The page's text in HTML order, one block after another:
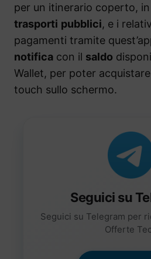
per un itinerario coperto,
trasporti pubblici, e i
pagamenti tramite
notifica con il saldo
Wallet, per poter
touch sullo schermo.
Seguici su
Seguici su Telegram per
Offerte